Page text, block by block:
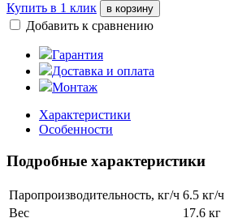
Купить в 1 клик в корзину
Добавить к сравнению
Гарантия
Доставка и оплата
Монтаж
Характеристики
Особенности
Подробные характеристики
Паропроизводительность, кг/ч 6.5 кг/ч
Вес
17.6 кг